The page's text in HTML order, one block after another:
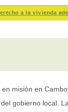
a la vivienda
misión en
gobierno local.